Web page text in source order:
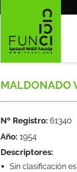
MALDONADO
Nº Registro: 61340
Año: 1954
Descriptores:
Sin clasificación